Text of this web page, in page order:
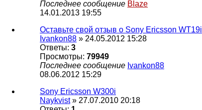
Последнее сообщение Blaze
14.01.2013 19:55
Оставьте свой отзыв о Sony Ericsson WT19i
Ivankon88 » 24.05.2012 15:28
Ответы: 3
Просмотры: 79949
Последнее сообщение Ivankon88
08.06.2012 15:29
Sony Eriсsson W300i
Naykvist» 27.07.2010 20:18